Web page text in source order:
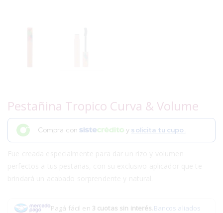
Pestañina Tropico Curva & Volume
Compra con y solicita tu cupo.
Pagá fácil en 3 cuotas sin interés Bancos aliados